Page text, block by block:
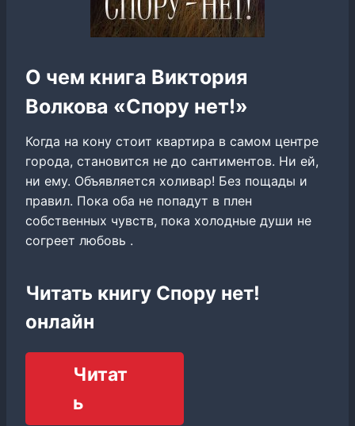
О чем книга Виктория
Волкова «Спору нет!»
Когда на кону стоит квартира в самом центре
города, становится не до сантиментов. Ни ей,
ни ему. Объявляется холивар! Без пощады и
правил. Пока оба не попадут в плен
собственных чувств, пока холодные души не
согреет любовь .
Читать книгу Спору нет!
онлайн
Читат
ь